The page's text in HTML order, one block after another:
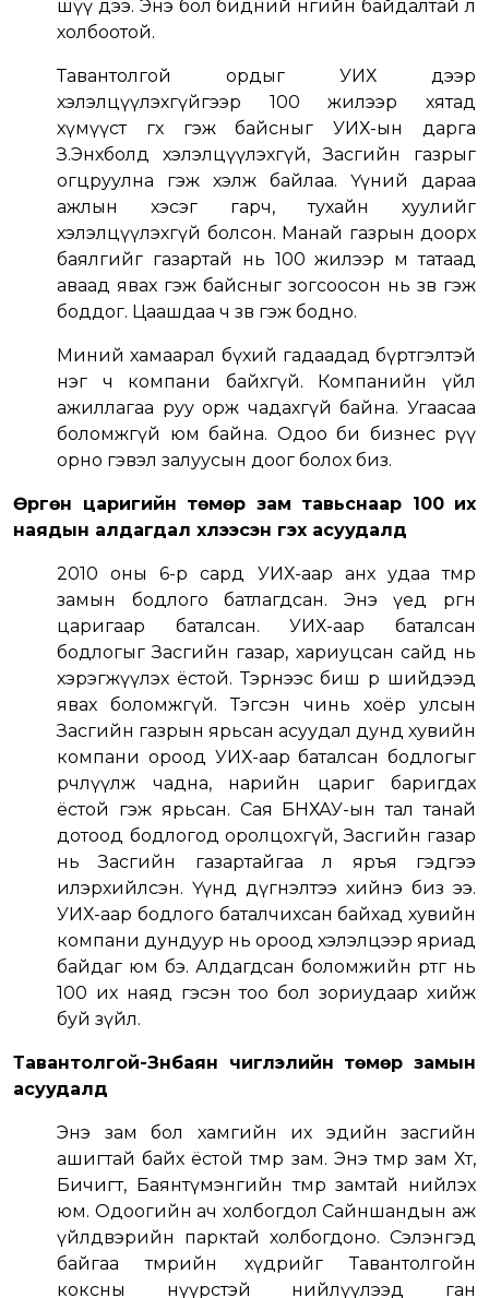
шүү дээ. Энэ бол бидний өнөөгийн байдалтай л
холбоотой.
Тавантолгой ордыг УИХ дээр
хэлэлцүүлэхгүйгээр 100 жилээр хятад
хүмүүст өгөх гэж байсныг УИХ-ын дарга
З.Энхболд хэлэлцүүлэхгүй, Засгийн газрыг
огцруулна гэж хэлж байлаа. Үүний дараа
ажлын хэсэг гарч, тухайн хуулийг
хэлэлцүүлэхгүй болсон. Манай газрын доорх
баялгийг газартай нь 100 жилээр өм татаад
аваад явах гэж байсныг зогсоосон нь зөв гэж
боддог. Цаашдаа ч зөв гэж бодно.
Миний хамаарал бүхий гадаадад бүртгэлтэй
нэг ч компани байхгүй. Компанийн үйл
ажиллагаа руу орж чадахгүй байна. Угаасаа
боломжгүй юм байна. Одоо би бизнес рүү
орно гэвэл залуусын доог болох биз.
Өргөн царигийн төмөр зам тавьснаар 100 их
наядын алдагдал хүлээсэн гэх асуудалд
2010 оны 6-р сард УИХ-аар анх удаа төмөр
замын бодлого батлагдсан. Энэ үед өргөн
царигаар баталсан. УИХ-аар баталсан
бодлогыг Засгийн газар, хариуцсан сайд нь
хэрэгжүүлэх ёстой. Тэрнээс биш өөрөө шийдээд
явах боломжгүй. Тэгсэн чинь хоёр улсын
Засгийн газрын ярьсан асуудал дунд хувийн
компани ороод УИХ-аар баталсан бодлогыг
өөрчлүүлж чадна, нарийн цариг баригдах
ёстой гэж ярьсан. Сая БНХАУ-ын тал танай
дотоод бодлогод оролцохгүй, Засгийн газар
нь Засгийн газартайгаа л яръя гэдгээ
илэрхийлсэн. Үүнд дүгнэлтээ хийнэ биз ээ.
УИХ-аар бодлого баталчихсан байхад хувийн
компани дундуур нь ороод хэлэлцээр яриад
байдаг юм бэ. Алдагдсан боломжийн өртөг нь
100 их наяд гэсэн тоо бол зориудаар хийж
буй зүйл.
Тавантолгой-Зүүнбаян чиглэлийн төмөр замын
асуудалд
Энэ зам бол хамгийн их эдийн засгийн
ашигтай байх ёстой төмөр зам. Энэ төмөр зам Хөөт,
Бичигт, Баянтүмэнгийн төмөр замтай нийлэх
юм. Одоогийн ач холбогдол Сайншандын аж
үйлдвэрийн парктай холбогдоно. Сэлэнгэд
байгаа төмрийн хүдрийг Тавантолгойн
коксны нүүрстэй нийлүүлээд ган